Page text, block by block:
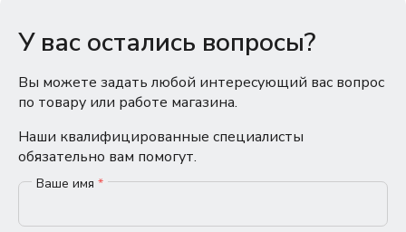
У вас остались вопросы?
Вы можете задать любой интересующий вас вопрос
по товару или работе магазина.
Наши квалифицированные специалисты
обязательно вам помогут.
Ваше имя *